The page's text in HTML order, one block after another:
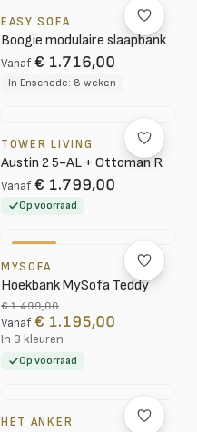
EASY SOFA
Boogie modulaire slaapbank
Vanaf € 1.716,00
In Enschede: 8 weken
TOWER LIVING
Austin 2 5-AL + Ottoman R
Vanaf € 1.799,00
Op voorraad
MYSOFA
Hoekbank MySofa Teddy
€ 1.499,00
Vanaf € 1.195,00
In 3 kleuren
Op voorraad
HET ANKER